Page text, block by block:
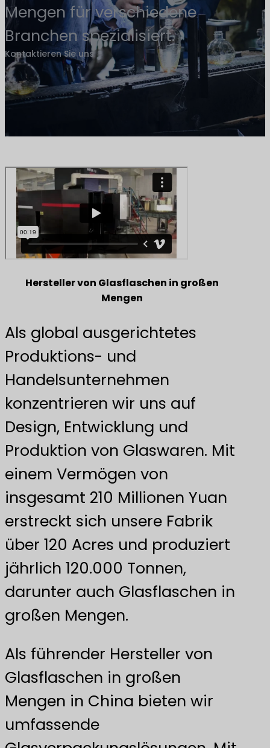
Mengen für verschiedene
Branchen spezialisiert.
Kontaktieren Sie uns
Hersteller von Glasflaschen in großen
Mengen
Als global ausgerichtetes
Produktions- und
Handelsunternehmen
konzentrieren wir uns auf
Design, Entwicklung und
Produktion von Glaswaren. Mit
einem Vermögen von
insgesamt 210 Millionen Yuan
erstreckt sich unsere Fabrik
über 120 Acres und produziert
jährlich 120.000 Tonnen,
darunter auch Glasflaschen in
großen Mengen.
Als führender Hersteller von
Glasflaschen in großen
Mengen in China bieten wir
umfassende